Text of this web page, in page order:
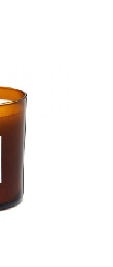
Интерьер в осенний
Венки из осенних